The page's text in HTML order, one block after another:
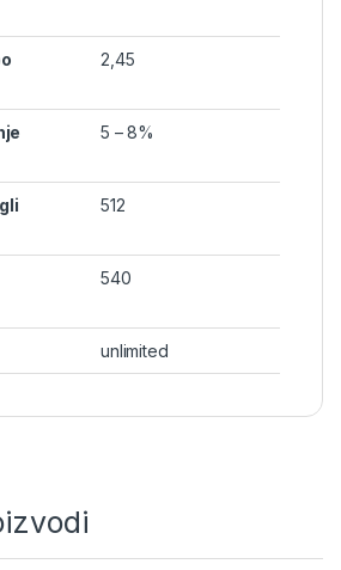
2,45
5 – 8%
512
540
unlimited